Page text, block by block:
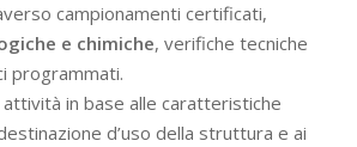
campionamenti certificati,
e chimiche, verifiche tecniche
programmati.
attività in base alle caratteristiche
d’uso della struttura e ai